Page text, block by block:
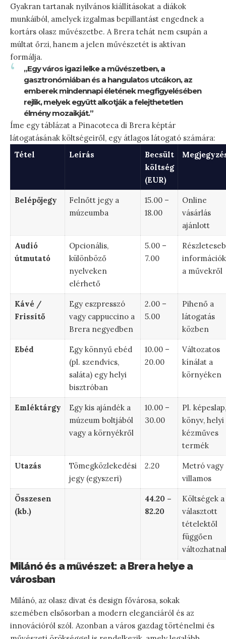
Gyakran tartanak nyilvános kiállításokat a diákok
munkáiból, amelyek izgalmas bepillantást engednek a
kortárs olasz művészetbe. A Brera tehát nem csupán a
múltat őrzi, hanem a jelen művészetét is aktívan
formálja.
„Egy város igazi lelke a művészetben, a
gasztronómiában és a hangulatos utcákon, az
emberek mindennapi életének megfigyelésében
rejlik, melyek együtt alkotják a felejthetetlen
élmény mozaikját.”
Íme egy táblázat a Pinacoteca di Brera képtár
látogatásának költségeiről, egy átlagos látogató számára:
Tétel
Leírás
Becsült
költség
(EUR)
Belépőjegy
Felnőtt jegy a
múzeumba
15.00 –
18.00
Online
vásárlás
ajánlott
Audió
útmutató
Opcionális,
különböző
nyelveken
elérhető
5.00 –
7.00
információk
a művekről
Kávé /
Frissítő
Egy eszpresszó
vagy cappuccino a
Brera negyedben
2.00 –
5.00
Pihenő a
látogatás
közben
Ebéd
Egy könnyű ebéd
(pl. szendvics,
saláta) egy helyi
bisztróban
10.00 –
20.00
Változatos
kínálat a
környéken
Emléktárgy
Egy kis ajándék a
múzeum boltjából
vagy a környékről
10.00 –
30.00
Pl. képeslap,
könyv, helyi
kézműves
termék
Utazás
Tömegközlekedési
jegy (egyszeri)
2.20
Metró vagy
villamos
Összesen
(kb.)
44.20 –
82.20
Költségek a
választott
tételektől
függően
Milánó és a művészet: a Brera helye a
városban
Milánó, az olasz divat és design fővárosa, sokak
szemében elsősorban a modern eleganciáról és az
innovációról szól. Azonban a város gazdag történelmi és